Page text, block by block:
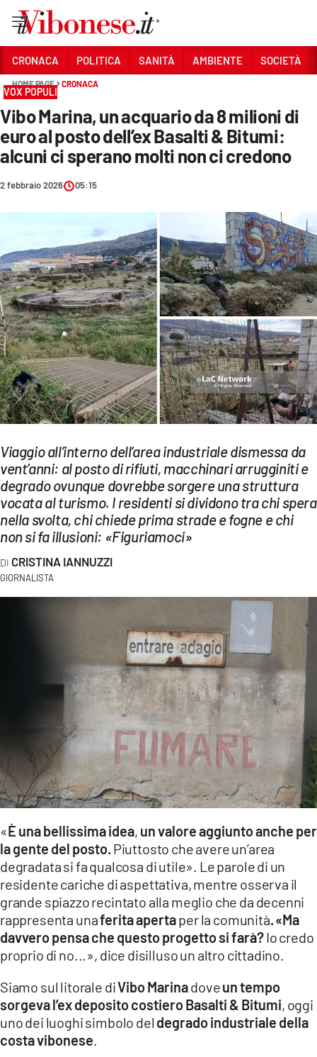
Sezioni
CRONACA
POLITICA
CULTURA
ECONOMIA E LAVORO
EVENTI
SPORT
Streaming
LAC TV
LAC NETWORK
LAC ONAIR
LaC
Network
LACPLAY.IT
ILREGGINO.IT
COSENZACHANNEL.IT
ILVIBONESE.IT
CATANZAROCHANNEL.IT
LACAPITALENEWS.IT
App
ANDROID
APPLE
CRONACA POLITICA SANITÀ AMBIENTE SOCIETÀ
HOME PAGE CRONACA
VOX POPULI
Vibo Marina, un acquario da 8 milioni di
euro al posto dell’ex Basalti & Bitumi:
alcuni ci sperano molti non ci credono
2 febbraio 2026 05:15
Viaggio all’interno dell’area industriale dismessa da
vent’anni: al posto di rifiuti, macchinari arrugginiti e
degrado ovunque dovrebbe sorgere una struttura
vocata al turismo. I residenti si dividono tra chi spera
nella svolta, chi chiede prima strade e fogne e chi
non si fa illusioni: «Figuriamoci»
CRISTINA IANNUZZI
GIORNALISTA
«È una bellissima idea, un valore aggiunto anche per
la gente del posto. Piuttosto che avere un’area
degradata si fa qualcosa di utile». Le parole di un
residente cariche di aspettativa, mentre osserva il
grande spiazzo recintato alla meglio che da decenni
rappresenta unaferita apertaper la comunità.«Ma
davvero pensa che questo progetto si farà?Io credo
proprio di no...», dice disilluso un altro cittadino.
Siamo sul litorale diVibo Marinadoveun tempo
sorgeva l’ex deposito costiero Basalti & Bitumi, oggi
uno dei luoghi simbolo del degrado industriale della
costa vibonese.